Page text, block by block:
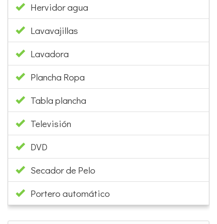
Hervidor agua
Lavavajillas
Lavadora
Plancha Ropa
Tabla plancha
Televisión
DVD
Secador de Pelo
Portero automático